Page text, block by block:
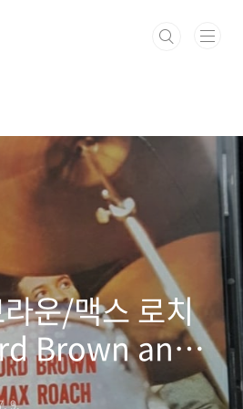
운/맥스 로치
at Basin
9.